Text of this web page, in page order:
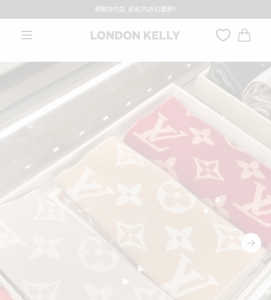
銅鑼灣門市: 13/08 及 14/08 休息
本週特價 - Dior 低至7折
轉數快付款, 即有3%折扣優惠!!
車